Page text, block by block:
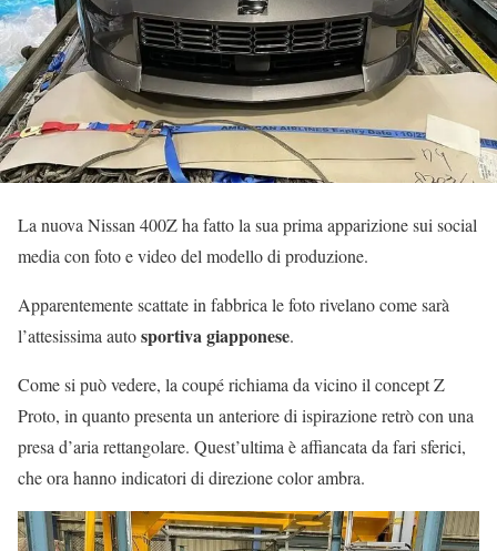
La nuova Nissan 400Z ha fatto la sua prima apparizione sui social
media con foto e video del modello di produzione.
Apparentemente scattate in fabbrica le foto rivelano come sarà
l’attesissima autosportiva giapponese.
Come si può vedere, la coupé richiama da vicino il concept Z
Proto, in quanto presenta un anteriore di ispirazione retrò con una
presa d’aria rettangolare. Quest’ultima è affiancata da fari sferici,
che ora hanno indicatori di direzione color ambra.